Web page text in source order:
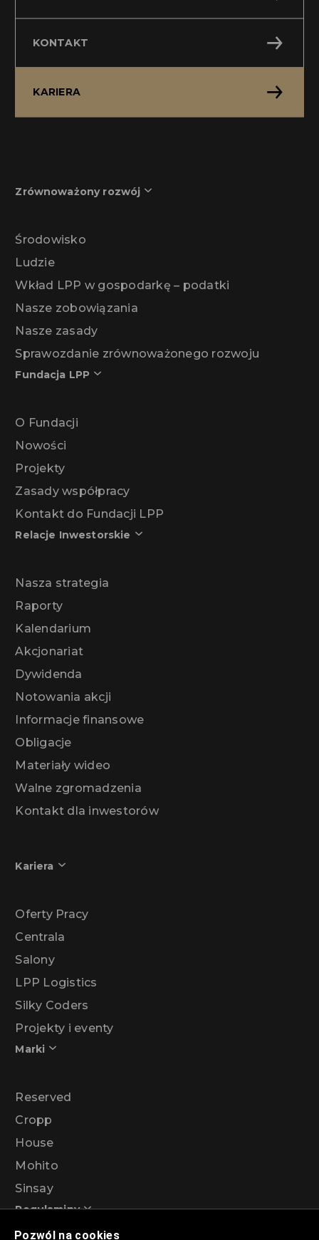
Pozwól na cookies
KONTAKT
KARIERA
Zrównoważony rozwój
Środowisko
Ludzie
Wkład LPP w gospodarkę – podatki
Nasze zobowiązania
Nasze zasady
Sprawozdanie zrównoważonego rozwoju
Fundacja LPP
O Fundacji
Nowości
Projekty
Zasady współpracy
Kontakt do Fundacji LPP
Relacje Inwestorskie
Nasza strategia
Raporty
Kalendarium
Akcjonariat
Dywidenda
Notowania akcji
Informacje finansowe
Obligacje
Materiały wideo
Walne zgromadzenia
Kontakt dla inwestorów
Kariera
Oferty Pracy
Centrala
Salony
LPP Logistics
Silky Coders
Projekty i eventy
Marki
Reserved
Cropp
House
Mohito
Sinsay
Regulaminy